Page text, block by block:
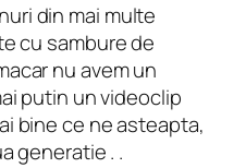
din mai multe
cu sambure de
nu avem un
putin un videoclip
bine ce ne asteapta,
generatie . .